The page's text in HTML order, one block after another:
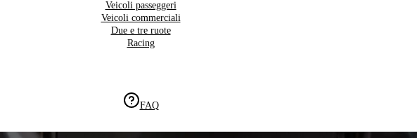
Veicoli passeggeri
Veicoli commerciali
Due e tre ruote
Racing
FAQ